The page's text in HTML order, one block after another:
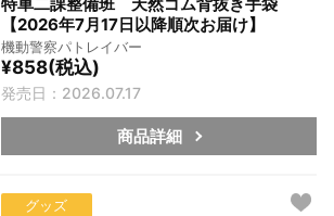
【2026年7月17日以降順次お届け】
機動警察パトレイバー
¥858(税込)
発売日：2026.07.17
商品詳細
グッズ